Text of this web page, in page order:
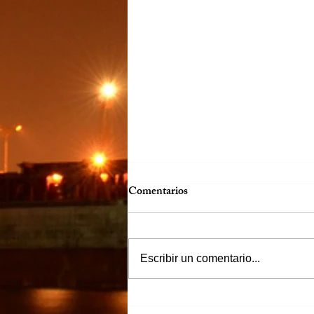
Comentarios
Escribir un comentario...